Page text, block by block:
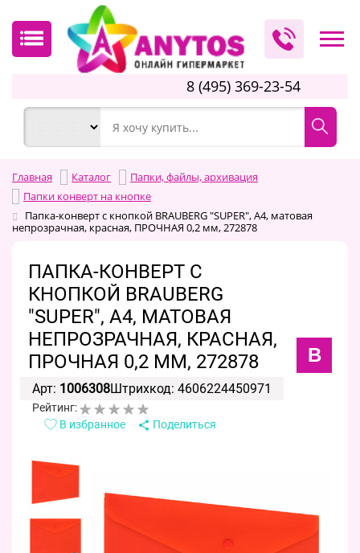
8 (495) 369-23-54
Главная Каталог
Папки, файлы, архивация
Папки конверт на кнопке
Папка-конверт с кнопкой BRAUBERG "SUPER", А4, матовая
непрозрачная, красная, ПРОЧНАЯ 0,2 мм, 272878
ПАПКА-КОНВЕРТ С
КНОПКОЙ BRAUBERG
"SUPER", А4, МАТОВАЯ
НЕПРОЗРАЧНАЯ, КРАСНАЯ,
ПРОЧНАЯ 0,2 ММ, 272878
B
Арт: 1006308Штрихкод: 4606224450971
Рейтинг:
В избранное
Поделиться